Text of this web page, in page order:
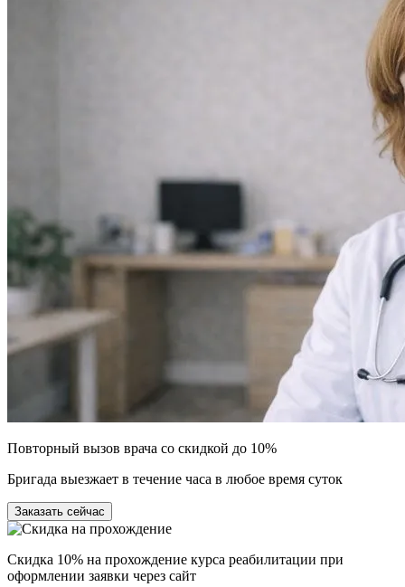
Повторный вызов врача со скидкой до 10%
Бригада выезжает в течение часа в любое время суток
Заказать сейчас
Скидка 10% на прохождение курса реабилитации при
оформлении заявки через сайт